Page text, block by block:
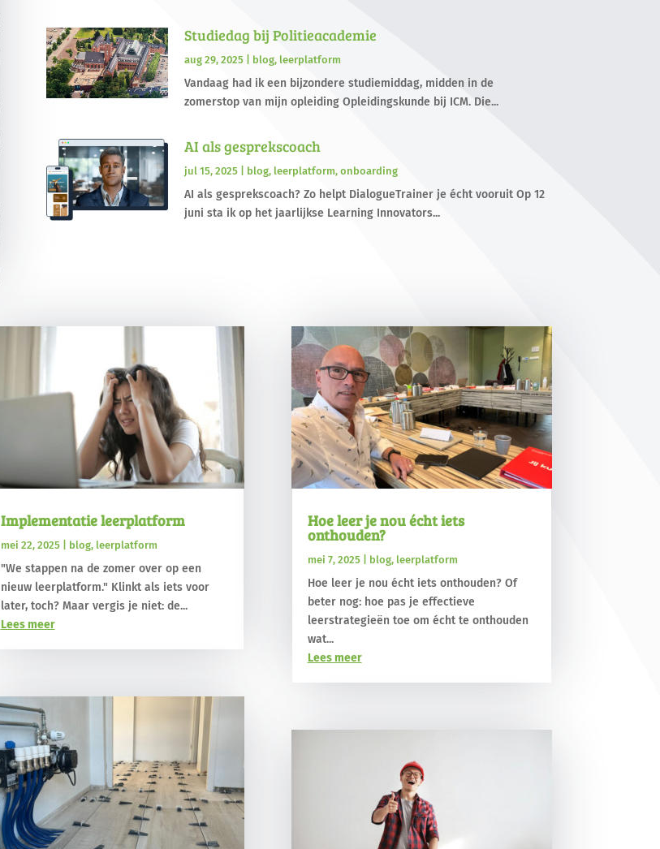
Studiedag bij Politieacademie
aug 29, 2025 blog, leerplatform
Vandaag had ik een bijzondere studiemiddag, midden in de
zomerstop van mijn opleiding Opleidingskunde bij ICM. Die...
AI als gesprekscoach
jul 15, 2025 blog, leerplatform,onboarding
AI als gesprekscoach? Zo helpt DialogueTrainer je écht vooruit Op 12
juni sta ik op het jaarlijkse Learning Innovators...
Implementatie leerplatform
mei 22, 2025| blog, leerplatform
"We stappen na de zomer over op een
nieuw leerplatform." Klinkt als iets voor
later, toch? Maar vergis je niet: de...
Lees meer
Hoe leer je nou écht iets
onthouden?
mei 7, 2025| blog, leerplatform
Hoe leer je nou écht iets onthouden? Of
beter nog: hoe pas je effectieve
leerstrategieën toe om écht te onthouden
wat...
Lees meer